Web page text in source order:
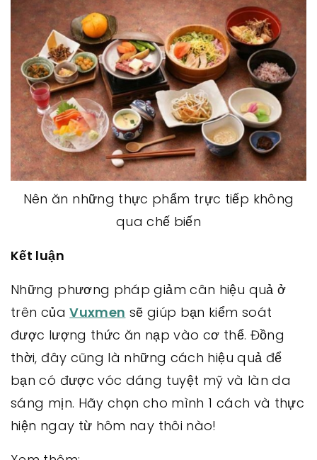
Nên ăn những thực phẩm trực tiếp không
qua chế biến
Kết luận
Những phương pháp giảm cân hiệu quả ở
trên củaVuxmen sẽ giúp bạn kiểm soát
được lượng thức ăn nạp vào cơ thể. Đồng
thời, đây cũng là những cách hiệu quả để
bạn có được vóc dáng tuyệt mỹ và làn da
sáng mịn. Hãy chọn cho mình 1 cách và thực
hiện ngay từ hôm nay thôi nào!